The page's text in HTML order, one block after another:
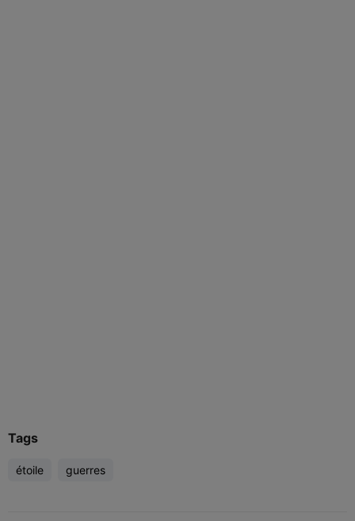
Tags
étoile guerres